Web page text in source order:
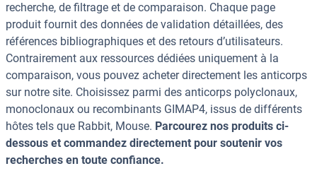
recherche, de filtrage et de comparaison. Chaque page
produit fournit des données de validation détaillées, des
références bibliographiques et des retours d’utilisateurs.
Contrairement aux ressources dédiées uniquement à la
comparaison, vous pouvez acheter directement les anticorps
sur notre site. Choisissez parmi des anticorps polyclonaux,
monoclonaux ou recombinants GIMAP4, issus de différents
hôtes tels que Rabbit, Mouse. Parcourez nos produits ci-
dessous et commandez directement pour soutenir vos
recherches en toute confiance.